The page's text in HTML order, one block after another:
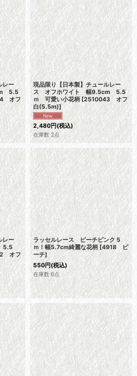
レー
5.5
オフ
現品限り【日本製】チュールレー
ス オフホワイト 幅9.5cm 5.5
ｍ 可愛い小花柄 [2510043 オフ
白(5.5m)]
2,480円(税込)
在庫数 2点
レー
5.5
オフ
ラッセルレース ピーチピンク 5
ｍ！幅5.7cm綺麗な花柄 [4918 ピ
ーチ]
550円(税込)
在庫数 6点